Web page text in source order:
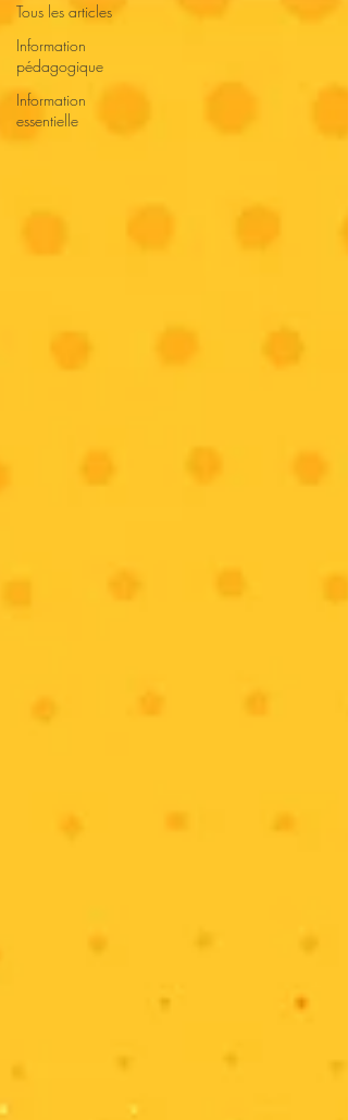
Tous les articles
Information
pédagogique
Information
essentielle